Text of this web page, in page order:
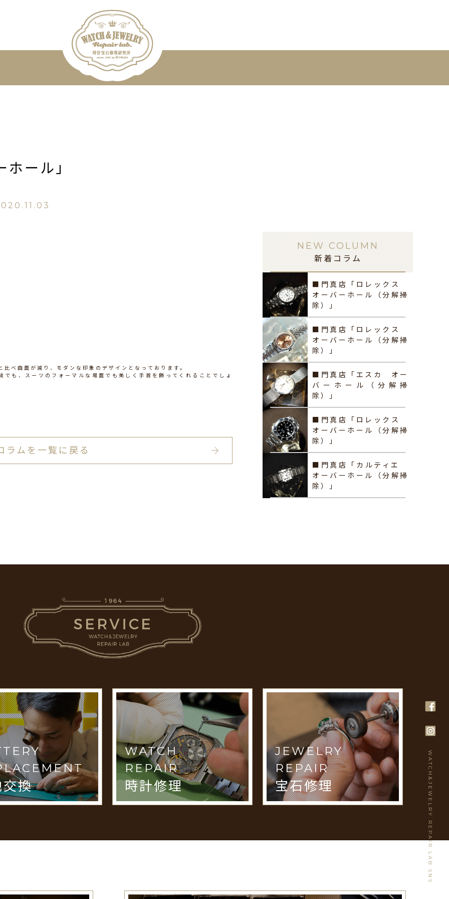
ール」
べ曲面が減り、モダンな印象のデザインとなっております。
も、スーツのフォーマルな場面でも美しく手首を飾ってくれることでしょ
ラムを一覧に戻る
NEW COLUMN
新着コラム
■門真店「ロレックス
オーバーホール（分解掃
除）」
■門真店「ロレックス
オーバーホール（分解掃
除）」
■門真店「エスカ オー
バーホール（分解掃
除）」
■門真店「ロレックス
オーバーホール（分解掃
除）」
■門真店「カルティエ
オーバーホール（分解掃
除）」
交換
WATCH
REPAIR
時計修理
JEWELRY
REPAIR
宝石修理 WATCH&JEWELRY REPAIR LAB SNS